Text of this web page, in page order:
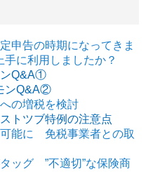
告の時期になってきま
に利用しましたか？
Q&A①
ンQ&A②
の増税を検討
トツブ特例の注意点
能に 免税事業者との取
ッグ ”不適切”な保険商